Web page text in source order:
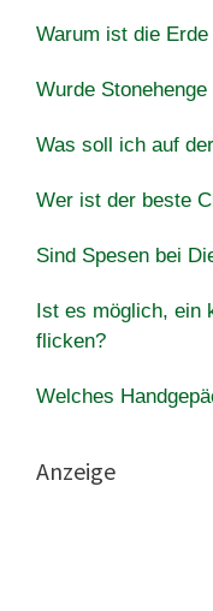
Warum ist die
Wurde
Was soll ich auf
Wer ist der beste
Sind Spesen bei
Ist es möglich, ein
flicken?
Welches
Anzeige